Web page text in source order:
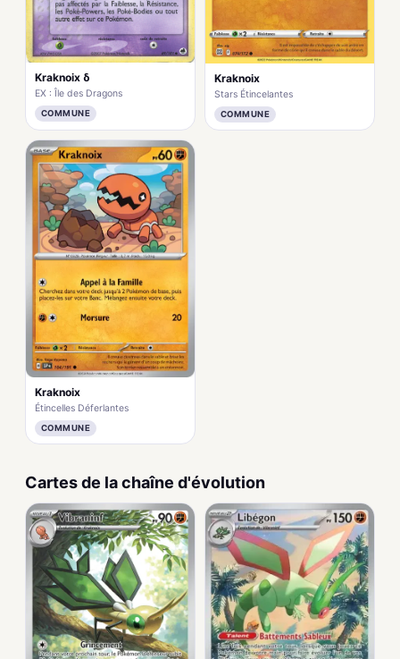
Kraknoix δ
EX : Île des Dragons
COMMUNE
Kraknoix
Stars Étincelantes
COMMUNE
Kraknoix
Étincelles Déferlantes
COMMUNE
Cartes de la chaîne d'évolution